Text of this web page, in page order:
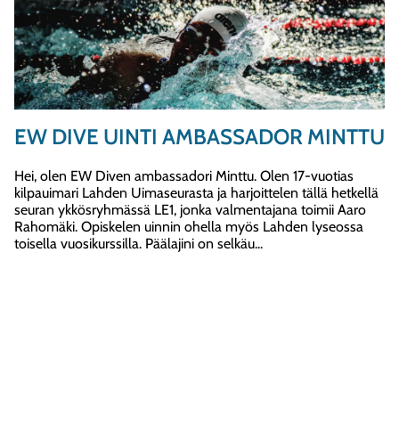
EW DIVE UINTI AMBASSADOR MINTTU
Hei, olen EW Diven ambassadori Minttu. Olen 17-vuotias
kilpauimari Lahden Uimaseurasta ja harjoittelen tällä hetkellä
seuran ykkösryhmässä LE1, jonka valmentajana toimii Aaro
Rahomäki. Opiskelen uinnin ohella myös Lahden lyseossa
toisella vuosikurssilla. Päälajini on selkäu...